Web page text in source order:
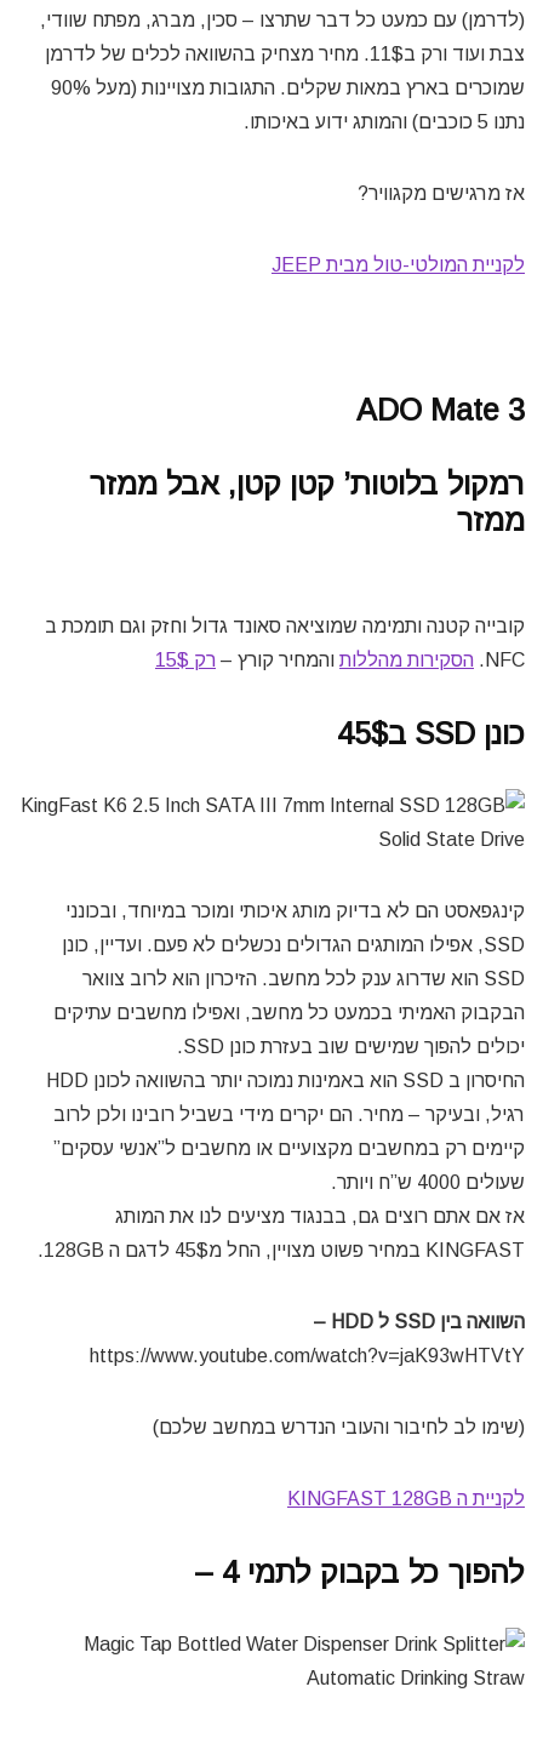
(לדרמן) עם כמעט כל דבר שתרצו – סכין, מברג, מפתח שוודי,
צבת ועוד ורק ב11$. מחיר מצחיק בהשוואה לכלים של לדרמן
שמוכרים בארץ במאות שקלים. התגובות מצויינות (מעל 90%
נתנו 5 כוכבים) והמותג ידוע באיכותו.
אז מרגישים מקגוויר?
לקניית המולטי-טול מבית JEEP
ADO Mate 3
רמקול בלוטות’ קטן קטן, אבל ממזר
ממזר
קובייה קטנה ותמימה שמוציאה סאונד גדול וחזק וגם תומכת ב
NFC.
הסקירות מהללות והמחיר קורץ – רק 15$
כונן SSD ב45$
קינגפאסט הם לא בדיוק מותג איכותי ומוכר במיוחד, ובכונני
SSD, אפילו המותגים הגדולים נכשלים לא פעם. ועדיין, כונן
SSD הוא שדרוג ענק לכל מחשב. הזיכרון הוא לרוב צוואר
הבקבוק האמיתי בכמעט כל מחשב, ואפילו מחשבים עתיקים
יכולים להפוך שמישים שוב בעזרת כונן SSD.
החיסרון ב SSD הוא באמינות נמוכה יותר בהשוואה לכונן HDD
רגיל, ובעיקר – מחיר. הם יקרים מידי בשביל רובינו ולכן לרוב
קיימים רק במחשבים מקצועיים או מחשבים ל”אנשי עסקים”
שעולים 4000 ש”ח ויותר.
אז אם אתם רוצים גם, בבנגוד מציעים לנו את המותג
KINGFAST במחיר פשוט מצויין, החל מ45$ לדגם ה 128GB.
השוואה בין SSD ל HDD –
https://www.youtube.com/watch?v=jaK93wHTVtY
(שימו לב לחיבור והעובי הנדרש במחשב שלכם)
לקניית ה KINGFAST 128GB
להפוך כל בקבוק לתמי 4 –